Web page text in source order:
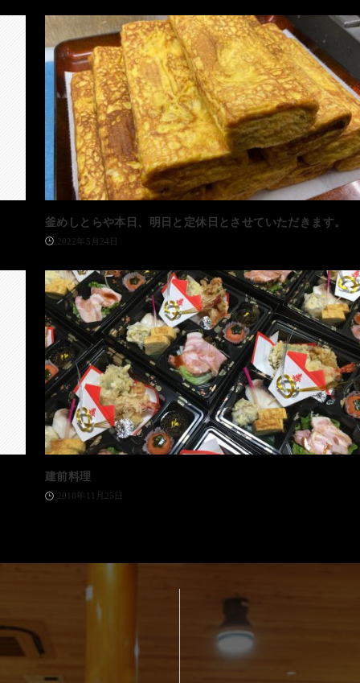
釜めしとらや本日、明日と定休日とさせていただきます。
2022年5月24日
建前料理
2018年11月25日